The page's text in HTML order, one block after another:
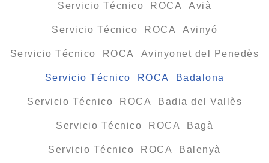
Servicio Técnico ROCA Avià
Servicio Técnico ROCA Avinyó
Servicio Técnico ROCA Avinyonet del Penedès
Servicio Técnico ROCA Badalona
Servicio Técnico ROCA Badia del Vallès
Servicio Técnico ROCA Bagà
Servicio Técnico ROCA Balenyà